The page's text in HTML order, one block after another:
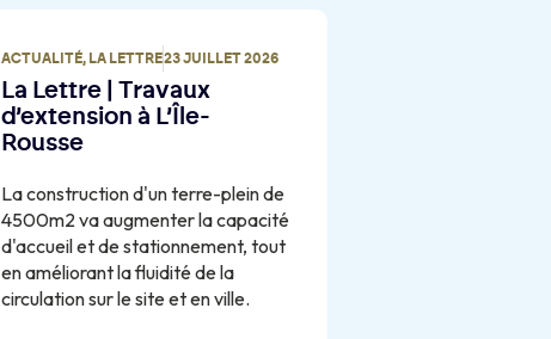
ACTUALITÉ, LA LETTRE23 JUILLET 2026
La Lettre | Travaux
d’extension à L’Île-
Rousse
La construction d'un terre-plein de
4500m2 va augmenter la capacité
d'accueil et de stationnement, tout
en améliorant la fluidité de la
circulation sur le site et en ville.